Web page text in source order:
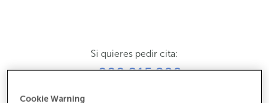
Si quieres pedir cita:
900 815 200
Cookie Warning